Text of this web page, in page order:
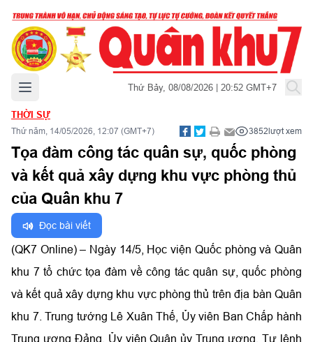
Mở menu chính Thứ Bảy, 08/08/2026 | 20:52 GMT+7
THỜI SỰ
Thứ năm, 14/05/2026, 12:07 (GMT+7) 3852lượt xem
Tọa đàm công tác quân sự, quốc phòng
và kết quả xây dựng khu vực phòng thủ
của Quân khu 7
Đọc bài viết
(QK7 Online) – Ngày 14/5, Học viện Quốc phòng và Quân
khu 7 tổ chức tọa đàm về công tác quân sự, quốc phòng
và kết quả xây dựng khu vực phòng thủ trên địa bàn Quân
khu 7. Trung tướng Lê Xuân Thế, Ủy viên Ban Chấp hành
Trung ương Đảng, Ủy viên Quân ủy Trung ương, Tư lệnh